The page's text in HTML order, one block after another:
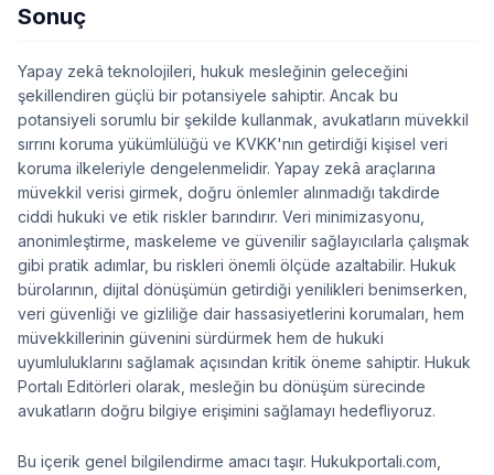
Sonuç
Yapay zekâ teknolojileri, hukuk mesleğinin geleceğini
şekillendiren güçlü bir potansiyele sahiptir. Ancak bu
potansiyeli sorumlu bir şekilde kullanmak, avukatların müvekkil
sırrını koruma yükümlülüğü ve KVKK'nın getirdiği kişisel veri
koruma ilkeleriyle dengelenmelidir. Yapay zekâ araçlarına
müvekkil verisi girmek, doğru önlemler alınmadığı takdirde
ciddi hukuki ve etik riskler barındırır. Veri minimizasyonu,
anonimleştirme, maskeleme ve güvenilir sağlayıcılarla çalışmak
gibi pratik adımlar, bu riskleri önemli ölçüde azaltabilir. Hukuk
bürolarının, dijital dönüşümün getirdiği yenilikleri benimserken,
veri güvenliği ve gizliliğe dair hassasiyetlerini korumaları, hem
müvekkillerinin güvenini sürdürmek hem de hukuki
uyumluluklarını sağlamak açısından kritik öneme sahiptir. Hukuk
Portalı Editörleri olarak, mesleğin bu dönüşüm sürecinde
avukatların doğru bilgiye erişimini sağlamayı hedefliyoruz.
Bu içerik genel bilgilendirme amacı taşır. Hukukportali.com,